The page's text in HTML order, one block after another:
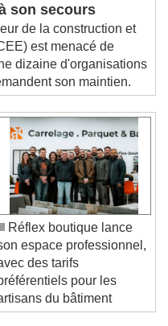
son secours
de la construction et
est menacé de
dizaine d'organisations
son maintien.
Réflex boutique lance
espace professionnel,
des tarifs
pour les
du bâtiment